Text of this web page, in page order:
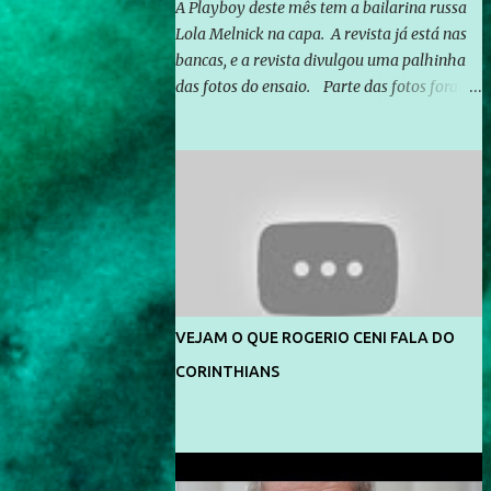
A Playboy deste mês tem a bailarina russa
Lola Melnick na capa. A revista já está nas
bancas, e a revista divulgou uma palhinha
das fotos do ensaio. Parte das fotos foram
divulga capa e primeiras fotos de Lola
Melnick - @aredacao
VEJAM O QUE ROGERIO CENI FALA DO
CORINTHIANS